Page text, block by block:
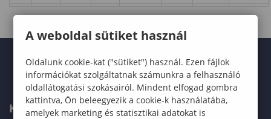
KARUNK
A weboldal sütiket használ
Oldalunk cookie-kat ("sütiket") használ. Ezen fájlok
információkat szolgáltatnak számunkra a felhasználó
oldallátogatási szokásairól. Mindent elfogad gombra
kattintva, Ön beleegyezik a cookie-k használatába,
amelyek marketing és statisztikai adatokat is